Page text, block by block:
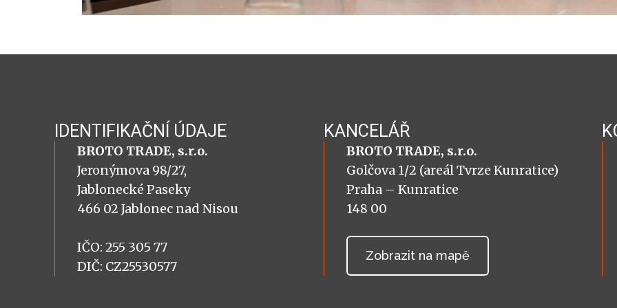
IDENTIFIKAČNÍ ÚDAJE
BROTO TRADE, s.r.o.
Jeronýmova 98/27,
Jablonecké Paseky
466 02 Jablonec nad Nisou
IČO: 255 305 77
DIČ: CZ25530577
KANCELÁŘ
BROTO TRADE, s.r.o.
Golčova 1/2 (areál Tvrze Kunratice)
Praha – Kunratice
148 00
Zobrazit na mapě